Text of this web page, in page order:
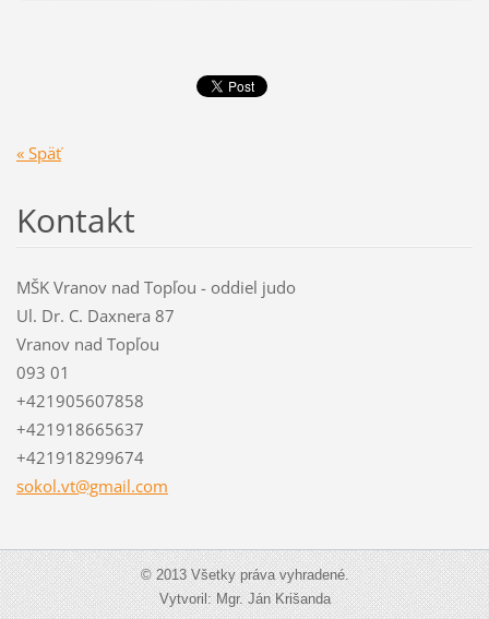
« Späť
Kontakt
MŠK Vranov nad Topľou - oddiel judo
Ul. Dr. C. Daxnera 87
Vranov nad Topľou
093 01
+421905607858
+421918665637
+421918299674
sokol.vt@gmail.com
© 2013 Všetky práva vyhradené.
Vytvoril: Mgr. Ján Krišanda